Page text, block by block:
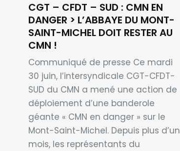
CGT – CFDT – SUD : CMN EN
DANGER > L’ABBAYE DU MONT-
SAINT-MICHEL DOIT RESTER AU
CMN !
Communiqué de presse Ce mardi
30 juin, l’intersyndicale CGT-CFDT-
SUD du CMN a mené une action de
déploiement d’une banderole
géante « CMN en danger » sur le
Mont-Saint-Michel. Depuis plus d’un
mois, les représentants du